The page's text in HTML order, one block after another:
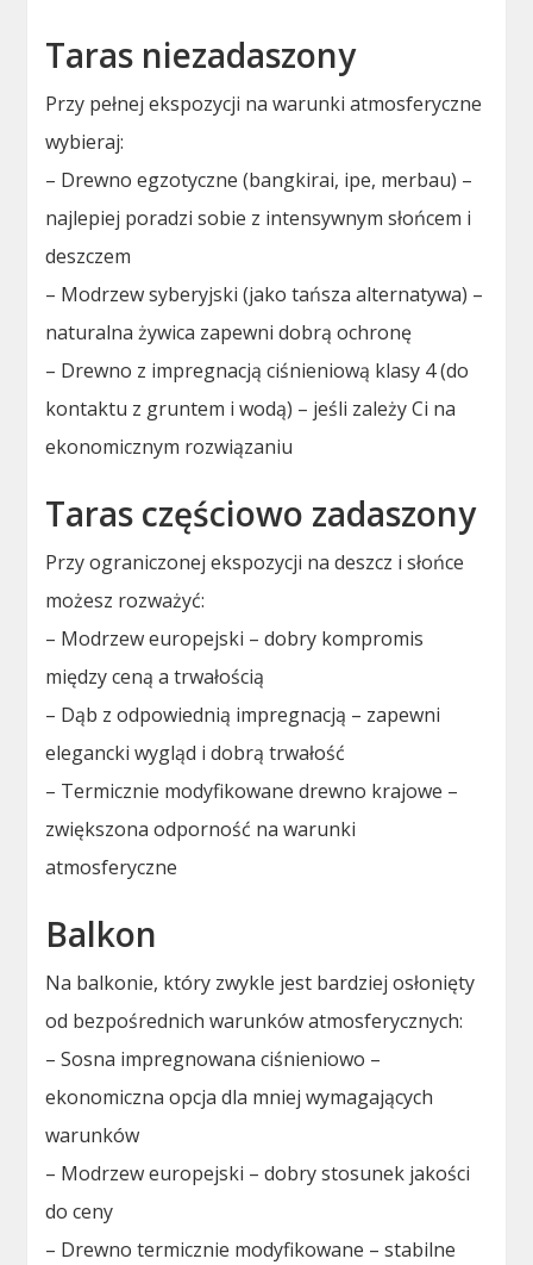
Taras niezadaszony
Przy pełnej ekspozycji na warunki atmosferyczne
wybieraj:
– Drewno egzotyczne (bangkirai, ipe, merbau) –
najlepiej poradzi sobie z intensywnym słońcem i
deszczem
– Modrzew syberyjski (jako tańsza alternatywa) –
naturalna żywica zapewni dobrą ochronę
– Drewno z impregnacją ciśnieniową klasy 4 (do
kontaktu z gruntem i wodą) – jeśli zależy Ci na
ekonomicznym rozwiązaniu
Taras częściowo zadaszony
Przy ograniczonej ekspozycji na deszcz i słońce
możesz rozważyć:
– Modrzew europejski – dobry kompromis
między ceną a trwałością
– Dąb z odpowiednią impregnacją – zapewni
elegancki wygląd i dobrą trwałość
– Termicznie modyfikowane drewno krajowe –
zwiększona odporność na warunki
atmosferyczne
Balkon
Na balkonie, który zwykle jest bardziej osłonięty
od bezpośrednich warunków atmosferycznych:
– Sosna impregnowana ciśnieniowo –
ekonomiczna opcja dla mniej wymagających
warunków
– Modrzew europejski – dobry stosunek jakości
do ceny
– Drewno termicznie modyfikowane – stabilne